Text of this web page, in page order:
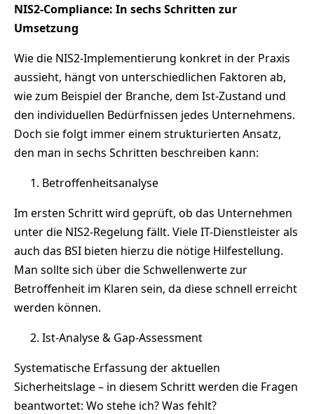
NIS2-Compliance: In sechs Schritten zur
Umsetzung
Wie die NIS2-Implementierung konkret in der Praxis
aussieht, hängt von unterschiedlichen Faktoren ab,
wie zum Beispiel der Branche, dem Ist-Zustand und
den individuellen Bedürfnissen jedes Unternehmens.
Doch sie folgt immer einem strukturierten Ansatz,
den man in sechs Schritten beschreiben kann:
Betroffenheitsanalyse
Im ersten Schritt wird geprüft, ob das Unternehmen
unter die NIS2-Regelung fällt. Viele IT-Dienstleister als
auch das BSI bieten hierzu die nötige Hilfestellung.
Man sollte sich über die Schwellenwerte zur
Betroffenheit im Klaren sein, da diese schnell erreicht
werden können.
Ist-Analyse & Gap-Assessment
Systematische Erfassung der aktuellen
Sicherheitslage – in diesem Schritt werden die Fragen
beantwortet: Wo stehe ich? Was fehlt?